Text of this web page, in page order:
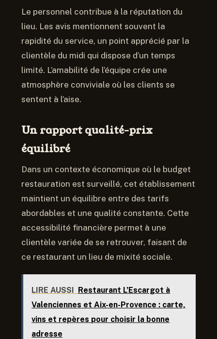
Le personnel contribue à la réputation du
lieu. Les avis mentionnent souvent la
rapidité du service, un point apprécié par la
clientèle du midi qui dispose d’un temps
limité. L’amabilité de l’équipe crée une
atmosphère conviviale où les clients se
sentent à l’aise.
Un rapport qualité-prix
équilibré
Dans un contexte économique où le budget
restauration est surveillé, cet établissement
maintient un équilibre entre des tarifs
abordables et une qualité constante. Cette
accessibilité financière permet à une
clientèle variée de se retrouver, faisant de
ce restaurant un lieu de mixité sociale.
LIRE AUSSI Restaurant L’Escargot à
Valenciennes et Aix-en-Provence : carte,
vins et repères pour choisir la bonne
adresse